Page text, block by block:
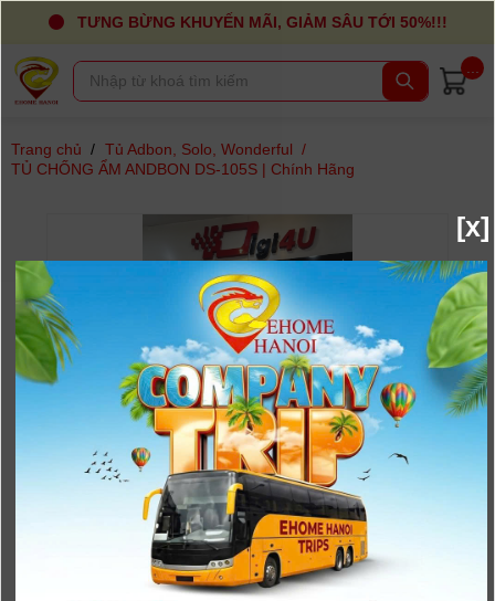
TƯNG BỪNG KHUYẾN MÃI, GIẢM SÂU TỚI 50%!!!
Trang chủ / Tủ Adbon, Solo, Wonderful /
TỦ CHỐNG ẨM ANDBON DS-105S | Chính Hãng
[x]